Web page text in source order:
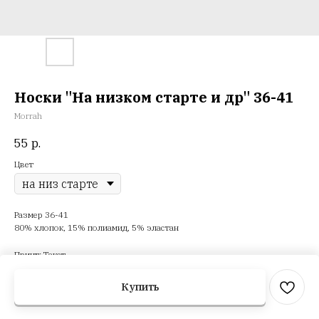
Носки "На низком старте и др" 36-41
Morrah
55 р.
Цвет
Купить
Размер 36-41
80% хлопок, 15% полиамид, 5% эластан
Принт: Текст